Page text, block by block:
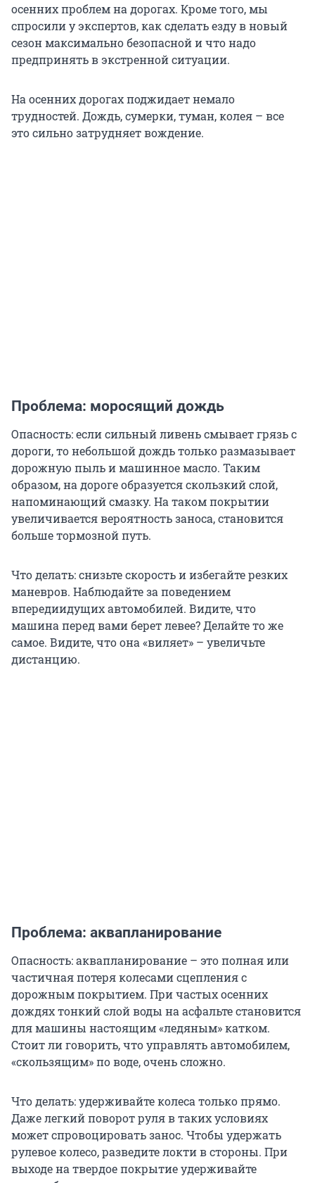
осенних проблем на дорогах. Кроме того, мы
спросили у экспертов, как сделать езду в новый
сезон максимально безопасной и что надо
предпринять в экстренной ситуации.
На осенних дорогах поджидает немало
трудностей. Дождь, сумерки, туман, колея – все
это сильно затрудняет вождение.
Проблема: моросящий дождь
Опасность: если сильный ливень смывает грязь с
дороги, то небольшой дождь только размазывает
дорожную пыль и машинное масло. Таким
образом, на дороге образуется скользкий слой,
напоминающий смазку. На таком покрытии
увеличивается вероятность заноса, становится
больше тормозной путь.
Что делать: снизьте скорость и избегайте резких
маневров. Наблюдайте за поведением
впередиидущих автомобилей. Видите, что
машина перед вами берет левее? Делайте то же
самое. Видите, что она «виляет» – увеличьте
дистанцию.
Проблема: аквапланирование
Опасность: аквапланирование – это полная или
частичная потеря колесами сцепления с
дорожным покрытием. При частых осенних
дождях тонкий слой воды на асфальте становится
для машины настоящим «ледяным» катком.
Стоит ли говорить, что управлять автомобилем,
«скользящим» по воде, очень сложно.
Что делать: удерживайте колеса только прямо.
Даже легкий поворот руля в таких условиях
может спровоцировать занос. Чтобы удержать
рулевое колесо, разведите локти в стороны. При
выходе на твердое покрытие удерживайте